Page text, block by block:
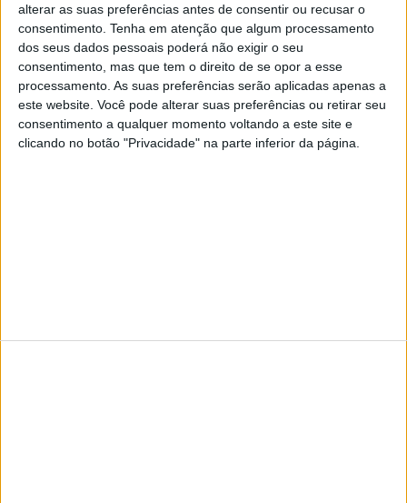
alterar as suas preferências antes de consentir ou recusar o
consentimento. Tenha em atenção que algum processamento
dos seus dados pessoais poderá não exigir o seu
consentimento, mas que tem o direito de se opor a esse
processamento. As suas preferências serão aplicadas apenas a
este website. Você pode alterar suas preferências ou retirar seu
consentimento a qualquer momento voltando a este site e
clicando no botão "Privacidade" na parte inferior da página.
SITES DO GRUPO TRUST IN NEWS
Visão Visão Se7e